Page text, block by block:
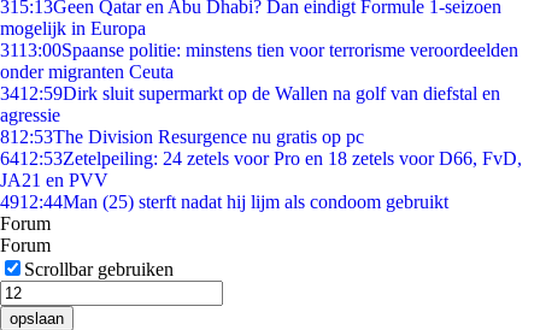
315:13Geen Qatar en Abu Dhabi? Dan eindigt Formule 1-seizoen
mogelijk in Europa
3113:00Spaanse politie: minstens tien voor terrorisme veroordeelden
onder migranten Ceuta
3412:59Dirk sluit supermarkt op de Wallen na golf van diefstal en
agressie
812:53The Division Resurgence nu gratis op pc
6412:53Zetelpeiling: 24 zetels voor Pro en 18 zetels voor D66, FvD,
JA21 en PVV
4912:44Man (25) sterft nadat hij lijm als condoom gebruikt
Forum
Forum
Scrollbar gebruiken
opslaan